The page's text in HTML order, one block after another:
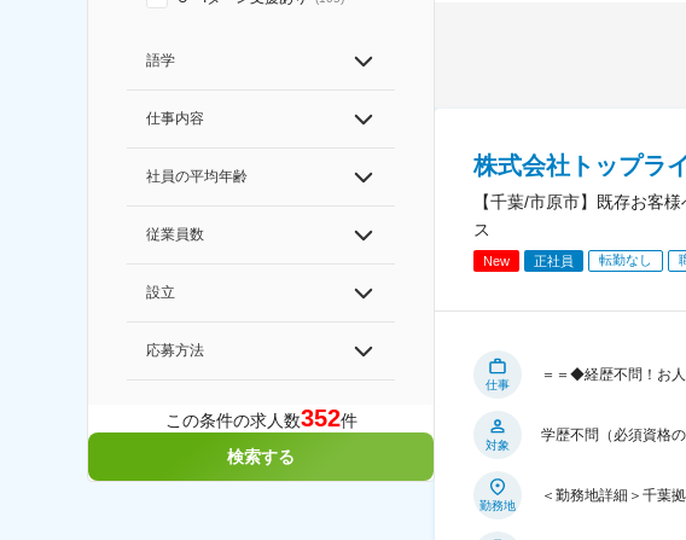
語学
仕事内容
社員の平均年齢
従業員数
設立
応募方法
この条件の求人数352件
検索する
株式会社トップラ
【千葉/市原市】既存お
ス
New 正社員 転勤なし
仕事
＝＝◆経歴不問！お
対象
学歴不問（必須資格
勤務地
＜勤務地詳細＞千葉